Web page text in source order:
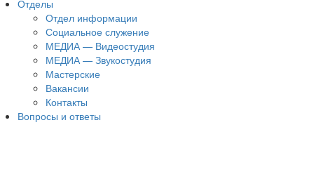
Отделы
Отдел информации
Социальное служение
МЕДИА — Видеостудия
МЕДИА — Звукостудия
Мастерские
Вакансии
Контакты
Вопросы и ответы